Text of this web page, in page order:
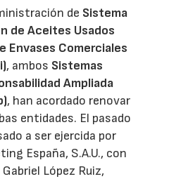
de Sistema
de Aceites Usados
Envases Comerciales
, ambos Sistemas
Ampliada
, han acordado renovar
entidades. El pasado
a ser ejercida por
España, S.A.U., con
López Ruiz,